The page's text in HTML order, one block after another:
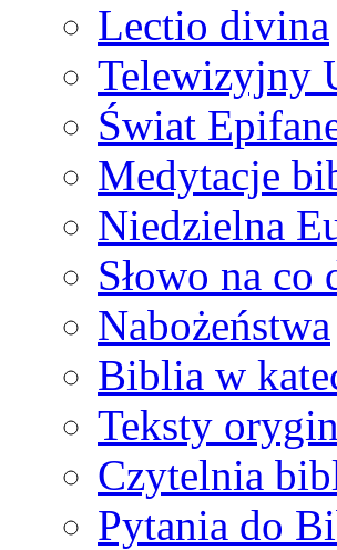
Lectio divina
Telewizyjny
Świat
Medytacje
Niedzielna
Słowo na co
Nabożeństwa
Biblia w
Teksty
Czytelnia
Pytania do